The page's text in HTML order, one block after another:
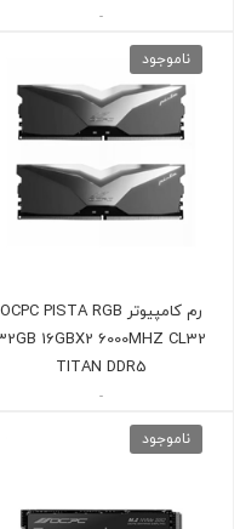
-
ناموجود
رم کامپیوتر OCPC PISTA RGB
16GBX2 6000MHZ CL32
TITAN DDR5
-
ناموجود